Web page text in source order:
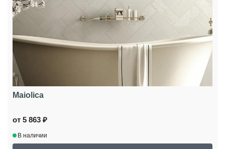
Maiolica
от 5 863 ₽
В наличии